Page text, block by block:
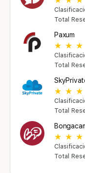
Total
Paxum
Total
Total
Total